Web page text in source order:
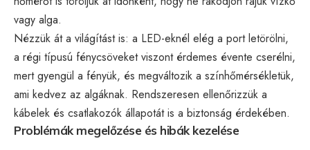
vagy alga.
Nézzük át a világítást is: a LED-eknél elég a port letörölni,
a régi típusú fénycsöveket viszont érdemes évente cserélni,
mert gyengül a fényük, és megváltozik a színhőmérsékletük,
ami kedvez az algáknak. Rendszeresen ellenőrizzük a
kábelek és csatlakozók állapotát is a biztonság érdekében.
Problémák megelőzése és hibák kezelése